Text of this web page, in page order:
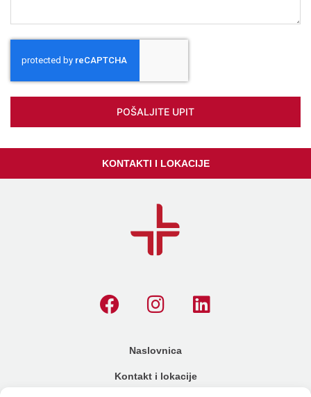
POŠALJITE UPIT
KONTAKTI I LOKACIJE
Naslovnica
Kontakt i lokacije